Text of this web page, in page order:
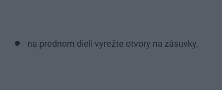
na prednom dieli vyrežte otvory na zásuvky,